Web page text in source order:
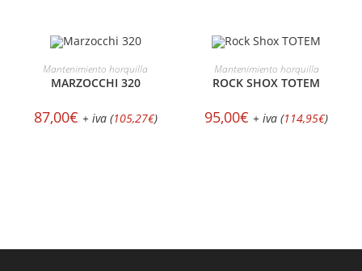
SELECCIONAR OPCIONES
Mantenimiento horquilla
MARZOCCHI 320
87,00€ + iva (105,27€)
SELECCIONAR OPCIONES
Mantenimiento horquilla
ROCK SHOX TOTEM
95,00€ + iva (114,95€)